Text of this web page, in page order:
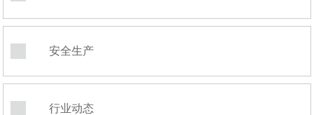
安全生产
行业动态